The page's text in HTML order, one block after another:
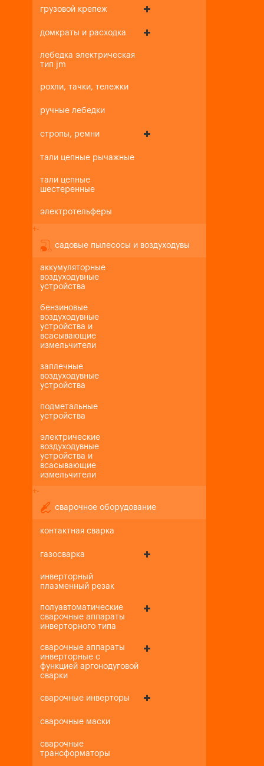
грузовой крепеж
домкраты и расходка
лебедка электрическая
тип jm
рохли, тачки, тележки
ручные лебедки
стропы, ремни
тали цепные рычажные
тали цепные
шестеренные
электротельферы
+-
садовые пылесосы и воздуходувы
аккумуляторные
воздуходувные
устройства
бензиновые
воздуходувные
устройства и
всасывающие
измельчители
заплечные
воздуходувные
устройства
подметальные
устройства
электрические
воздуходувные
устройства и
всасывающие
измельчители
+-
сварочное оборудование
контактная сварка
газосварка
инверторный
плазменный резак
полуавтоматические
сварочные аппараты
инверторного типа
сварочные аппараты
инверторные с
функцией аргонодуговой
сварки
сварочные инверторы
сварочные маски
сварочные
трансформаторы